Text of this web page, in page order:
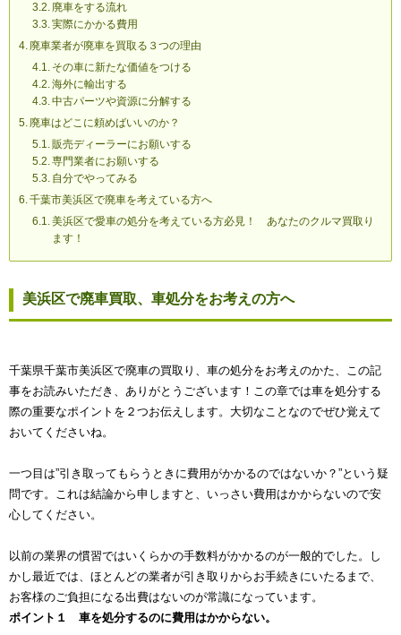
廃車をする流れ
実際にかかる費用
廃車業者が廃車を買取る３つの理由
その車に新たな価値をつける
海外に輸出する
中古パーツや資源に分解する
廃車はどこに頼めばいいのか？
販売ディーラーにお願いする
専門業者にお願いする
自分でやってみる
千葉市美浜区で廃車を考えている方へ
美浜区で愛車の処分を考えている方必見！ あなたのクルマ買取り
ます！
美浜区で廃車買取、車処分をお考えの方へ
千葉県千葉市美浜区で廃車の買取り、車の処分をお考えのかた、この記
事をお読みいただき、ありがとうございます！この章では車を処分する
際の重要なポイントを２つお伝えします。大切なことなのでぜひ覚えて
おいてくださいね。
一つ目は”引き取ってもらうときに費用がかかるのではないか？”という疑
問です。これは結論から申しますと、いっさい費用はかからないので安
心してください。
以前の業界の慣習ではいくらかの手数料がかかるのが一般的でした。し
かし最近では、ほとんどの業者が引き取りからお手続きにいたるまで、
お客様のご負担になる出費はないのが常識になっています。
ポイント１ 車を処分するのに費用はかからない。